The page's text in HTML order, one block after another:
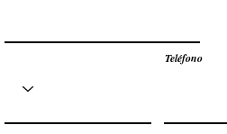
Teléfono